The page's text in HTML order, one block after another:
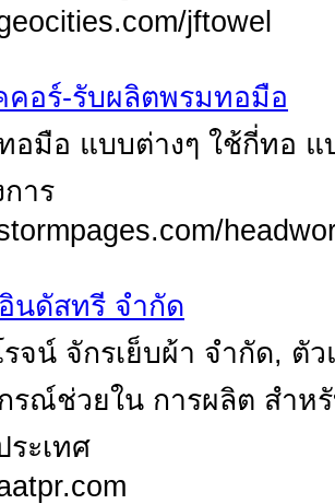
jftowel
คอร์-รับผลิตพรมทอมือ
อมือ แบบต่างๆ ใช้กี่ทอ
าร
นดัสทรี จำกัด
จน์ จักรเย็บผ้า จำกัด, ตั
รณ์ช่วยใน การผลิต สำห
ะเทศ